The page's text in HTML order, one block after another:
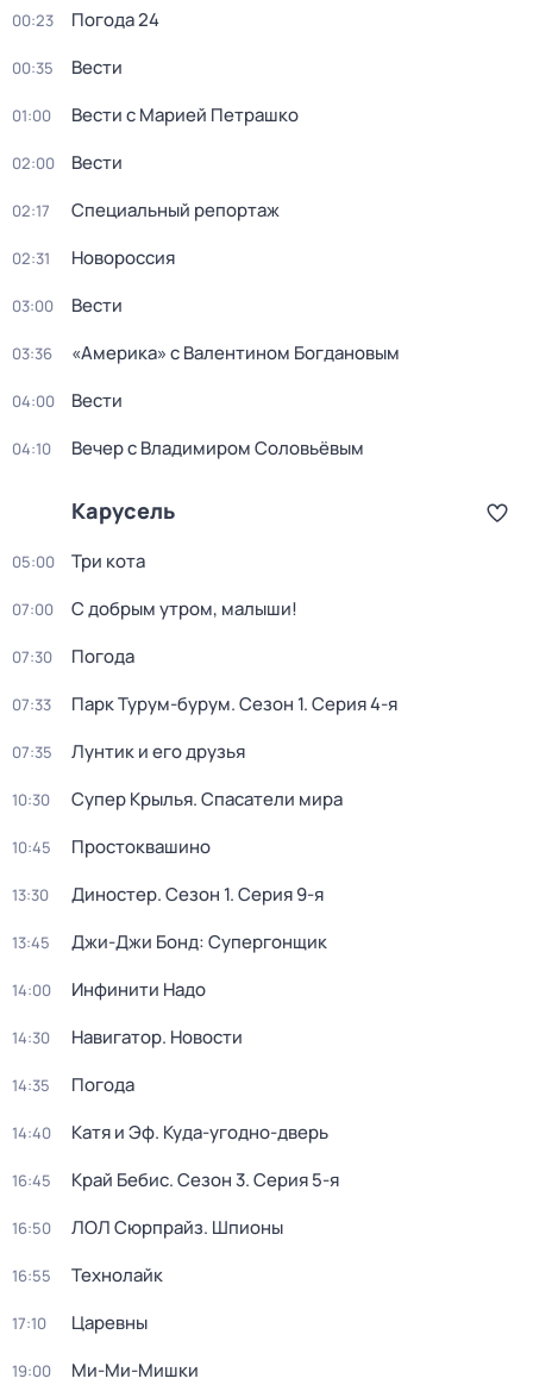
00:23 Погода 24
00:35 Вести
01:00 Вести с Марией Петрашко
02:00 Вести
02:17 Специальный репортаж
02:31 Новороссия
03:00 Вести
03:36 «Америка» с Валентином Богдановым
04:00 Вести
04:10 Вечер с Владимиром Соловьёвым
Карусель
05:00 Три кота
07:00 С добрым утром, малыши!
07:30 Погода
07:33 Парк Турум-бурум. Сезон 1. Серия 4-я
07:35 Лунтик и его друзья
10:30 Супер Крылья. Спасатели мира
10:45 Простоквашино
13:30 Диностер. Сезон 1. Серия 9-я
13:45 Джи-Джи Бонд: Супергонщик
14:00 Инфинити Надо
14:30 Навигатор. Новости
14:35 Погода
14:40 Катя и Эф. Куда-угодно-дверь
16:45 Край Бебис. Сезон 3. Серия 5-я
16:50 ЛОЛ Сюрпрайз. Шпионы
16:55 Технолайк
17:10 Царевны
19:00 Ми-Ми-Мишки